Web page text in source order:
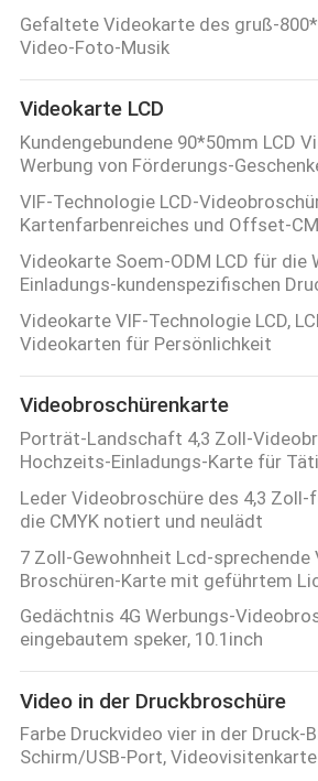
FORDERN
SIE EIN
ZITAT
SITEMAP
PRIVACY
POLICY
Gefaltete Videokarte des gruß-
Video-Foto-Musik
Videokarte LCD
Kundengebundene 90*50mm LCD
Werbung von Förderungs-
VIF-Technologie LCD-
Kartenfarbenreiches und Offset-
Videokarte Soem-ODM LCD für die
Einladungs-kundenspezifischen
Videokarte VIF-Technologie LCD,
Videokarten für Persönlichkeit
Videobroschürenkarte
Porträt-Landschaft 4,3 Zoll-
Hochzeits-Einladungs-Karte für
Leder Videobroschüre des 4,3 Zoll-
die CMYK notiert und neulädt
7 Zoll-Gewohnheit Lcd-sprechende
Broschüren-Karte mit geführtem
Gedächtnis 4G Werbungs-
eingebautem speker, 10.1inch
Video in der Druckbroschüre
Farbe Druckvideo vier in der Druck-
Schirm/USB-Port, Videovisitenkarte